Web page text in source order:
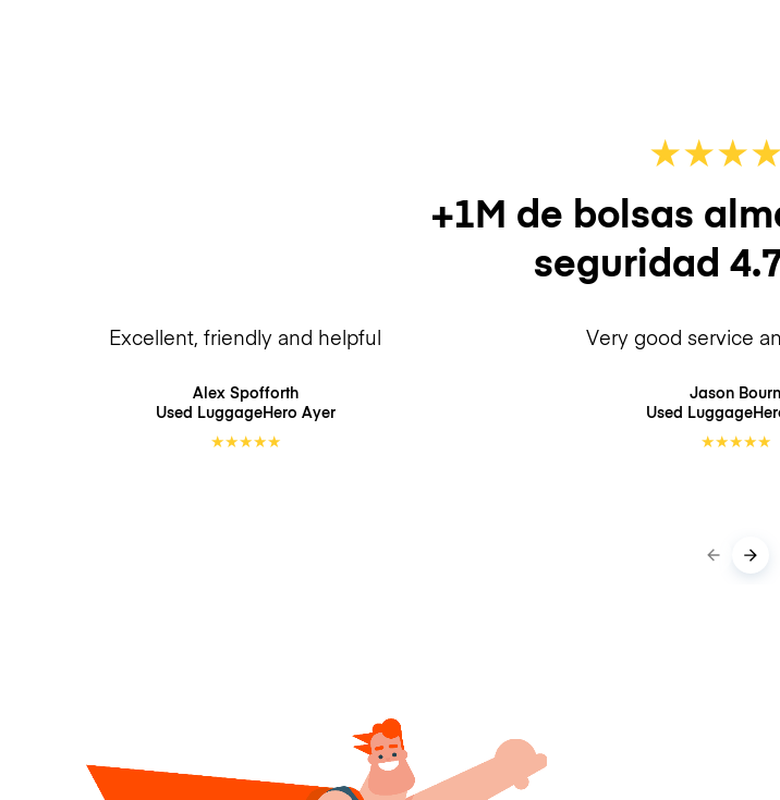
★★★★
+1M de bolsas
seguridad
Excellent, friendly and helpful
Alex Spofforth
Used LuggageHero Ayer
★★★★★
Very good service
Jason Bourn
Used
★★★★★